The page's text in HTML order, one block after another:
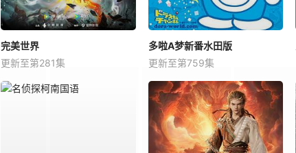
完美世界
更新至第281集
多啦A梦新番水田版
更新至第759集